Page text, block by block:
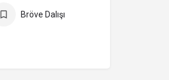
Bröve Dalışı